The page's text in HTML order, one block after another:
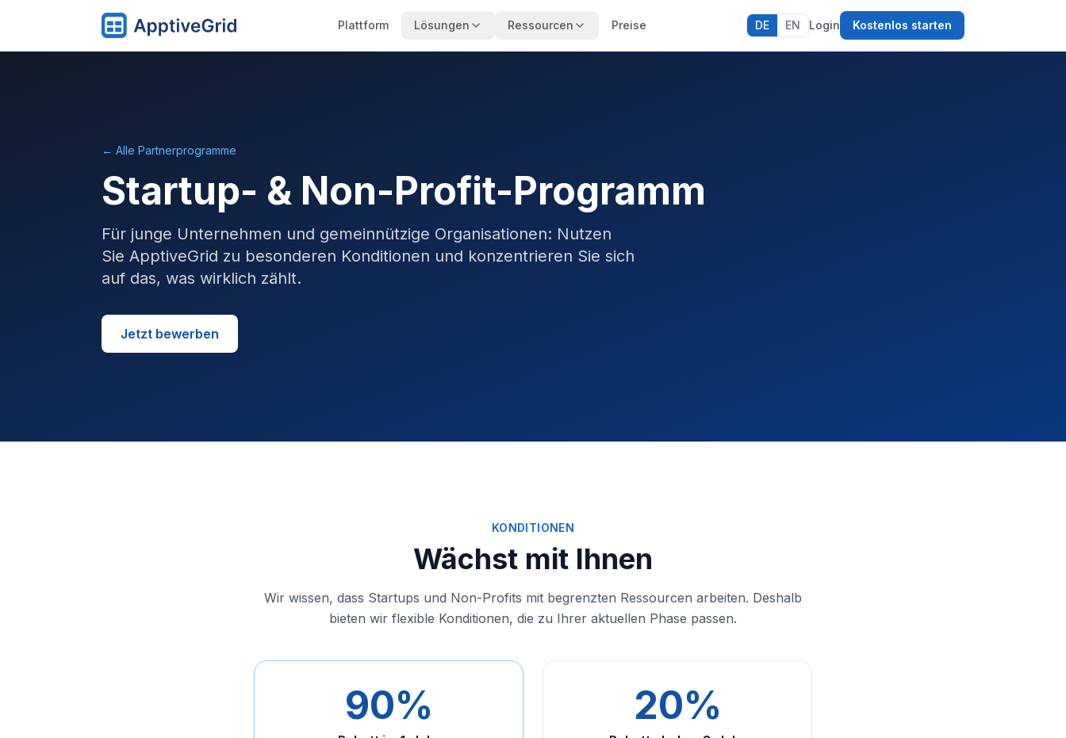
Plattform Lösungen Ressourcen Preise DE EN Login Kostenlos starten
← Alle Partnerprogramme
Startup- & Non-Profit-Programm
Für junge Unternehmen und gemeinnützige Organisationen: Nutzen
Sie ApptiveGrid zu besonderen Konditionen und konzentrieren Sie sich
auf das, was wirklich zählt.
Jetzt bewerben
KONDITIONEN
Wächst mit Ihnen
Wir wissen, dass Startups und Non-Profits mit begrenzten Ressourcen arbeiten. Deshalb
bieten wir flexible Konditionen, die zu Ihrer aktuellen Phase passen.
90% 20%